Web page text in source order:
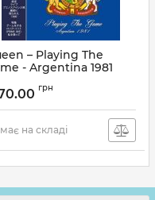
– Playing The
- Argentina 1981
291224
грн
на складі